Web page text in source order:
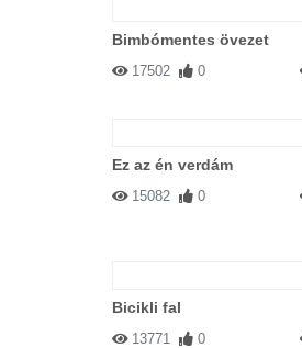
Bimbómentes övezet
17502 0
Ez az én verdám
15082 0
Bicikli fal
13771 0